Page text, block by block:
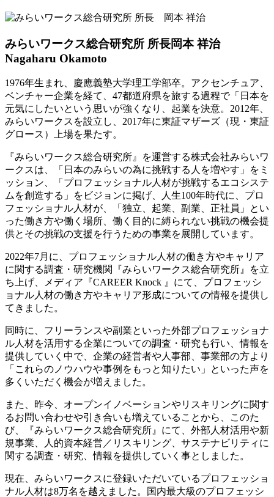
みらいワークス総合研究所 所長岡本 祥治
Nagaharu Okamoto
1976年生まれ、慶應義塾大学理工学部卒。アクセンチュア、
ベンチャー企業を経て、47都道府県を旅する過程で「日本を
元気にしたいという思いが強くなり、起業を決意。2012年、
みらいワークスを設立し、2017年に東証マザーズ（現・東証
グロース）上場を果たす。
『みらいワークス総合研究所』を運営する株式会社みらいワ
ークスは、「日本のみらいの為に挑戦する人を増やす」をミ
ッション、「プロフェッショナル人材が挑戦するエコシステ
ムを創造する」をビジョンに掲げ、人生100年時代に、プロ
フェッショナル人材が、「独立、起業、副業、正社員」とい
った働き方や働く場所、働く目的に縛られない挑戦の機会提
供とその挑戦の支援を行うための事業を展開しています。
2022年7月に、プロフェッショナル人材の働き方やキャリア
に関する調査・研究機関『みらいワークス総合研究所』を立
ち上げ、メディア『CAREER Knock 』にて、プロフェッシ
ョナル人材の働き方やキャリア形成についての情報を提供し
てきました。
同時に、フリーランスや副業といった外部プロフェッショナ
ル人材を活用する企業についての調査・研究も行い、情報を
提供していく中で、企業の経営者や人事部、事業部の方より
「これらのノウハウや事例をもっと知りたい」といった声を
多くいただく機会が増えました。
また、昨今、オープンイノベーションやリスキリングに関す
るお問い合わせや引き合いも増えていることから、このた
び、『みらいワークス総合研究所』にて、外部人材活用や新
規事業、人的資本経営／リスキリング、サステナビリティに
関する調査・研究、情報を提供していく事としました。
現在、みらいワークスに登録いただいているプロフェッショ
ナル人材は8万名を越えました。国内最大級のプロフェッシ